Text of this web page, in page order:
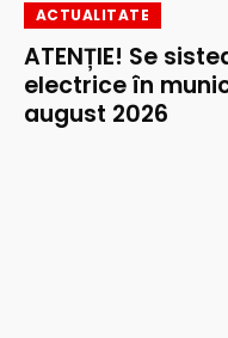
ACTUALITATE
ATENȚIE! Se
electrice în
august 2026